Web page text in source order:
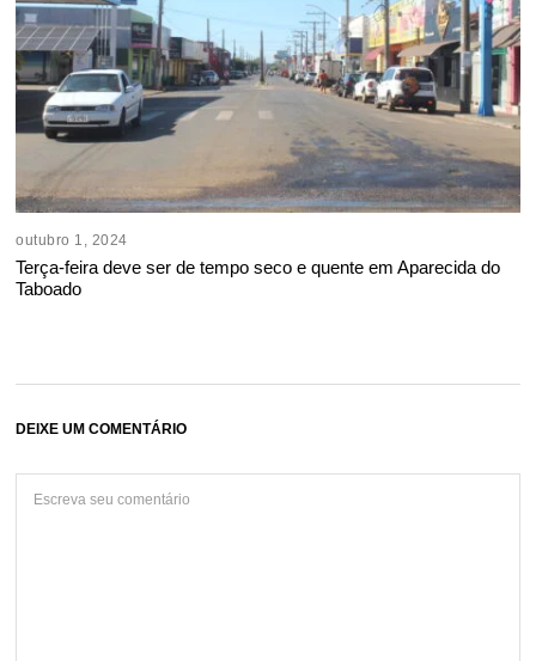
outubro 1, 2024
Terça-feira deve ser de tempo seco e quente em Aparecida do
Taboado
DEIXE UM COMENTÁRIO